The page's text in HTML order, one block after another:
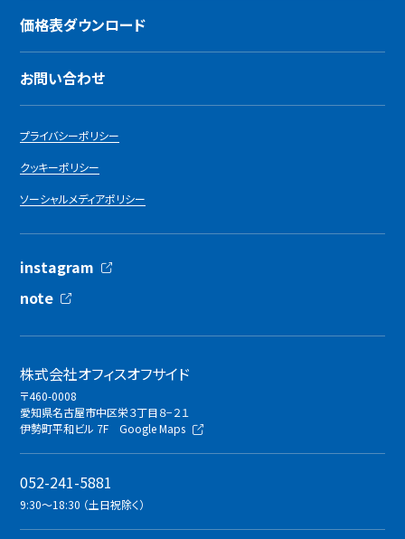
価格表ダウンロード
お問い合わせ
instagram
note
プライバシーポリシー
クッキーポリシー
ソーシャルメディアポリシー
株式会社オフィスオフサイド
〒460-0008
愛知県名古屋市中区栄３丁目８−２１
伊勢町平和ビル 7FGoogle Maps
052-241-5881
9:30〜18:30 （土日祝除く）